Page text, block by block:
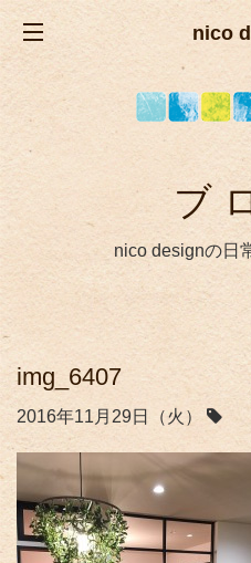
nico
ブ
nico designの日
img_6407
2016年11月29日（火）